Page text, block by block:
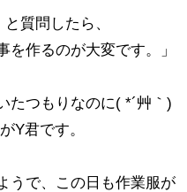
質問したら、
を作るのが大変です。」
たつもりなのに( *´艸｀)
Y君です。
うで、この日も作業服が